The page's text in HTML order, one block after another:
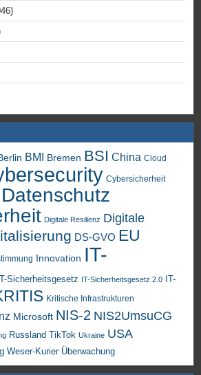
BMI Bremen BSI China Cloud
Cybersicherheit
Datenschutz
Digitale Resilienz Digitale
DS-GVO EU
Innovation IT-
IT-Sicherheitsgesetz IT-Sicherheitsgesetz 2.0
IT-
Kritische Infrastrukturen
Microsoft NIS-2 NIS2UmsuCG
Russland TikTok Ukraine USA
Weser-Kurier Überwachung